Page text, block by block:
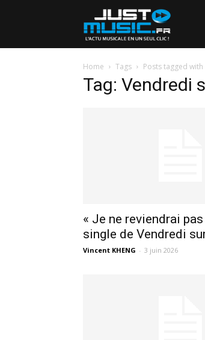
Home Tags Posts tagged
Tag: Vendredi
« Je ne reviendrai
single de Vendredi
Vincent KHENG - 3 juin 2026